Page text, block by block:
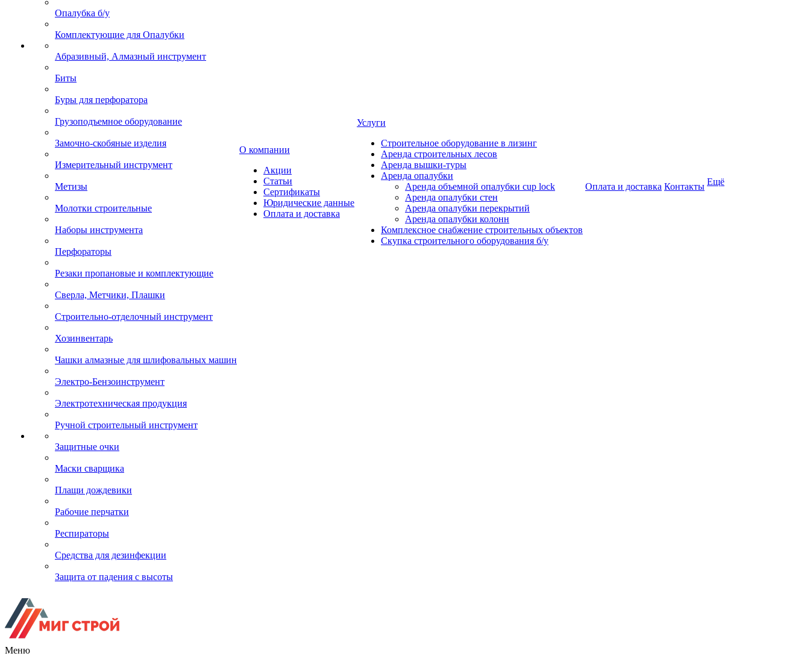
Опалубка б/у
Комплектующие для Опалубки
Абразивный, Алмазный инструмент
Биты
Буры для перфоратора
Грузоподъемное оборудование
Замочно-скобяные изделия
Измерительный инструмент
Метизы
Молотки строительные
Наборы инструмента
Перфораторы
Резаки пропановые и комплектующие
Сверла, Метчики, Плашки
Строительно-отделочный инструмент
Хозинвентарь
Чашки алмазные для шлифовальных машин
Электро-Бензоинструмент
Электротехническая продукция
Ручной строительный инструмент
Защитные очки
Маски сварщика
Плащи дождевики
Рабочие перчатки
Респираторы
Средства для дезинфекции
Защита от падения с высоты
О компании
Акции
Статьи
Сертификаты
Юридические данные
Оплата и доставка
Услуги
Строительное оборудование в лизинг
Аренда строительных лесов
Аренда вышки-туры
Аренда опалубки
Аренда объемной опалубки cup lock
Аренда опалубки стен
Аренда опалубки перекрытий
Аренда опалубки колонн
Комплексное снабжение строительных объектов
Скупка строительного оборудования б/у
Оплата и доставка Контакты Ещё
Меню